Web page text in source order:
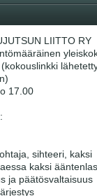
LIITTO RY
17.00
sihteeri, kaksi
kaksi
ja päätösvaltaisuus